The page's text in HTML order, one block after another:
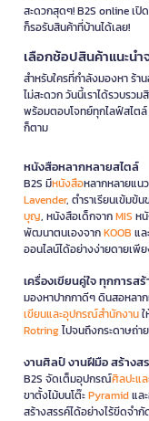
สะดวกสุดๆ! B2S online เ
ก็รอรับสินค้าที่บ้านได้เลย!
เลือกช้อปสินค้าแนะนำ
สำหรับใครที่กำลังมองหา ร้า
ไม่สะดวก วันนี้เราได้รวบรว
พร้อมตอบโจทย์ทุกไลฟ์สไต
ก็ตาม
หนังสือหลากหลายสไตล์
B2S มีหนังสือหลากหลายแน
Lavender, ตำราเรียนเข้มข้
บุญ, หนังสือเด็กจากMIS ห
พัฒนาตนเองจากKOOB แ
ออนไลน์ได้อย่างง่ายดายเพี
เครื่องเขียนคู่ใจ ทุกการส
มองหาปากกาดีๆ ดินสอหลา
เขียนและอุปกรณ์สำนักงาน
Rotringไปจนถึงกระดาษถ่า
งานศิลป์ งานฝีมือ สร้างส
B2S จัดเต็มอุปกรณ์ศิลปะแ
ขาตั้งไม้บนโต๊ะPyramidแล
สร้างสรรค์ได้อย่างไร้ขีดจำกั